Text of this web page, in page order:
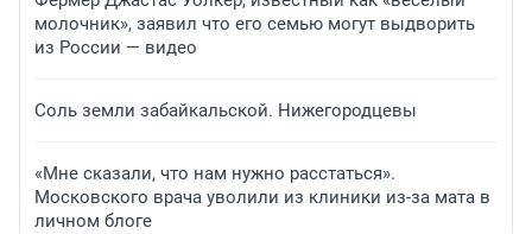
молочник», заявил что его семью могут выдворить
из России — видео
Соль земли забайкальской. Нижегородцевы
«Мне сказали, что нам нужно расстаться».
Московского врача уволили из клиники из-за мата в
личном блоге